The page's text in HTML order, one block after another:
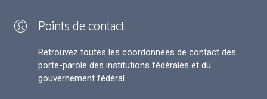
Points de contact
Retrouvez toutes les coordonnées de contact des
porte-parole des institutions fédérales et du
gouvernement fédéral.